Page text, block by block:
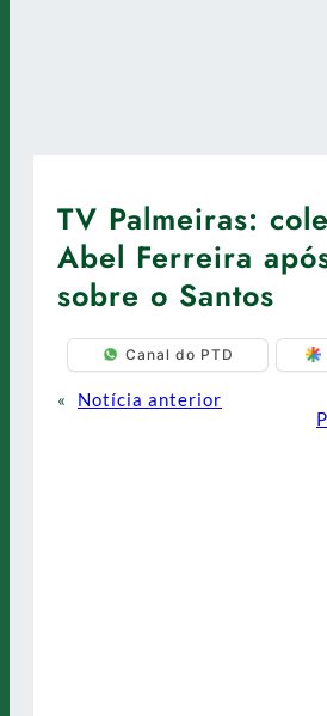
TV Palmeiras:
Abel Ferreira
sobre o Santos
Canal do PTD
«
Notícia anterior